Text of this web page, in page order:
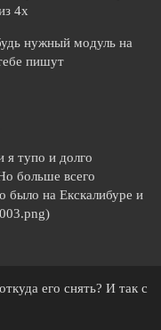
4х
нужный модуль на
пишут
я тупо и долго
больше всего
было на Екскалибуре и
его снять? И так с